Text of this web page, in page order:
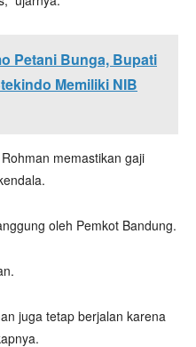
Petani Bunga, Bupati
Memiliki NIB
memastikan gaji
oleh Pemkot Bandung.
juga tetap berjalan karena